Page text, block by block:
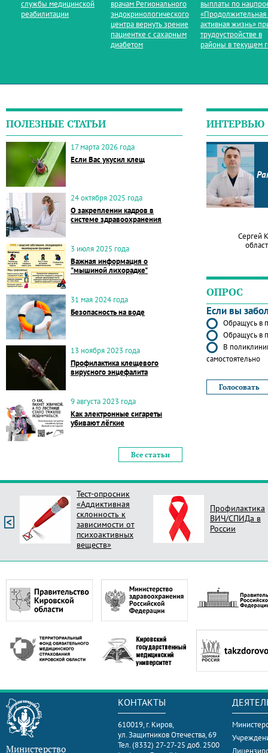
службы медицинской
реабилитации
врачам Регионального
эндокринологического
центра вернуть зрение
пациентке с сахарным
диабетом
выплаты по
«Продолжительная
активная жизнь»
трудоустройстве в
районы в текущем
ПОЛЕЗНЫЕ СТАТЬИ
17 марта 2026 года
Если Вас укусил клещ
24 октября 2025 года
О закреплении кадров в
системе здравоохранения
3 июля 2025 года
Важная информация о
"мышиной лихорадке"
31 мая 2024 года
Безопасность на воде
13 ноября 2023 года
Профилактика клещевого
вирусного энцефалита
9 августа 2023 года
Как электронные сигареты
убивают лёгкие
Все статьи
ИНТЕРВЬЮ
Сергей
ОПРОС
Если вы
Обращусь в
Обращусь в
В
самостоятельно
Тест-опросник
«Аддиктивная
склонность к
зависимости от
психоактивных
веществ»
Профилактика
ВИЧ/СПИДа в
России
Министерство
КОНТАКТЫ
610019, г. Киров,
ул. Защитников Отечества, 69
Тел. (8332) 27-27-25 доб. 2500